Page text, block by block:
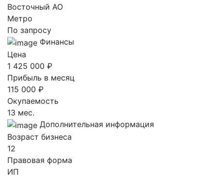
Восточный AO
Метро
По запросу
Финансы
Цена
1 425 000 ₽
Прибыль в месяц
115 000 ₽
Окупаемость
13 мес.
Дополнительная информация
Возраст бизнеса
12
Правовая форма
ИП